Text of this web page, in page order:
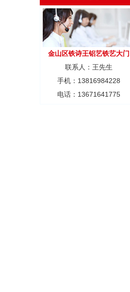
金山区铁诗王铝艺铁艺大门
联系人：王先生
手机：13816984228
电话：13671641775